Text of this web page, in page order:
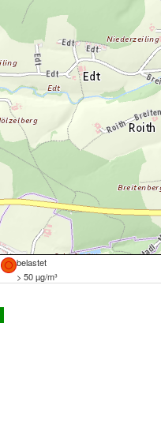
belastet
> 50 µg/m³